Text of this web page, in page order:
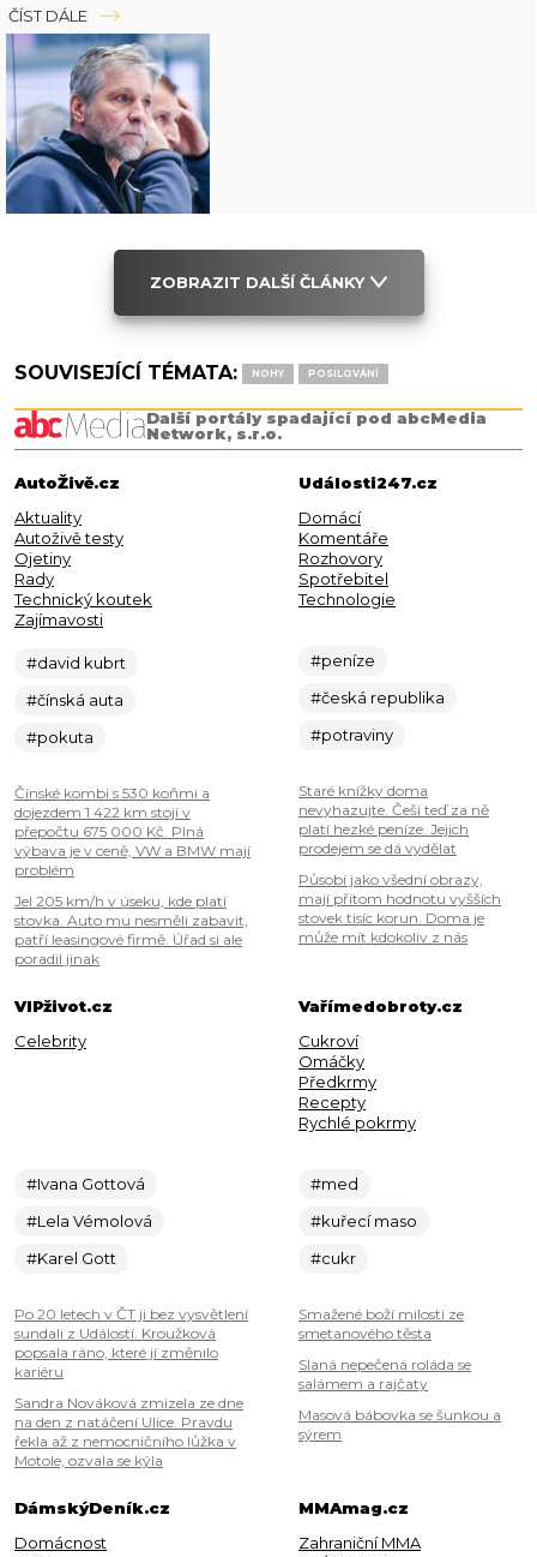
ČÍST DÁLE
ZOBRAZIT DALŠÍ ČLÁNKY
SOUVISEJÍCÍ TÉMATA: NOHY POSILOVÁNÍ
Další portály spadající pod abcMedia
Network, s.r.o.
AutoŽivě.cz
Aktuality
Autoživě testy
Ojetiny
Rady
Technický koutek
Zajímavosti
#david kubrt
#čínská auta
#pokuta
Čínské kombi s 530 koňmi a
dojezdem 1 422 km stojí v
přepočtu 675 000 Kč. Plná
výbava je v ceně, VW a BMW mají
problém
Jel 205 km/h v úseku, kde platí
stovka. Auto mu nesměli zabavit,
patří leasingové firmě. Úřad si ale
poradil jinak
Události247.cz
Domácí
Komentáře
Rozhovory
Spotřebitel
Technologie
#peníze
#česká republika
#potraviny
Staré knížky doma
nevyhazujte. Češi teď za ně
platí hezké peníze. Jejich
prodejem se dá vydělat
Působí jako všední obrazy,
mají přitom hodnotu vyšších
stovek tisíc korun. Doma je
může mít kdokoliv z nás
VIPživot.cz
Celebrity
#Ivana Gottová
#Lela Vémolová
#Karel Gott
Po 20 letech v ČT ji bez vysvětlení
sundali z Událostí. Kroužková
popsala ráno, které jí změnilo
kariéru
Sandra Nováková zmizela ze dne
na den z natáčení Ulice. Pravdu
řekla až z nemocničního lůžka v
Motole, ozvala se kýla
Vařímedobroty.cz
Cukroví
Omáčky
Předkrmy
Recepty
Rychlé pokrmy
#med
#kuřecí maso
#cukr
Smažené boží milosti ze
smetanového těsta
Slaná nepečená roláda se
salámem a rajčaty
Masová bábovka se šunkou a
sýrem
DámskýDeník.cz
Domácnost
MMAmag.cz
Zahraniční MMA